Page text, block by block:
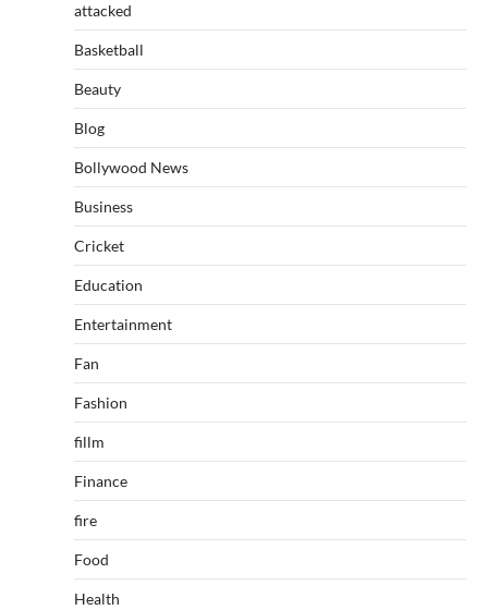
attacked
Basketball
Beauty
Blog
Bollywood News
Business
Cricket
Education
Entertainment
Fan
Fashion
fillm
Finance
fire
Food
Health